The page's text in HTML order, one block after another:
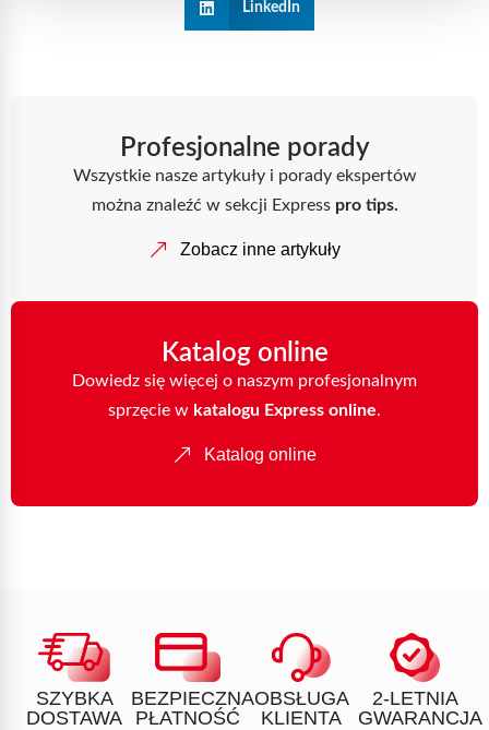
LinkedIn
Profesjonalne porady
Wszystkie nasze artykuły i porady ekspertów
można znaleźć w sekcji Express pro tips.
Zobacz inne artykuły
Katalog online
Dowiedz się więcej o naszym profesjonalnym
sprzęcie w katalogu Express online.
Katalog online
SZYBKA
DOSTAWA
BEZPIECZNA
PŁATNOŚĆ
OBSŁUGA
KLIENTA
2-LETNIA
GWARANCJA